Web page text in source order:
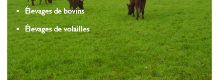
Élevages de bovins
Élevages de volailles